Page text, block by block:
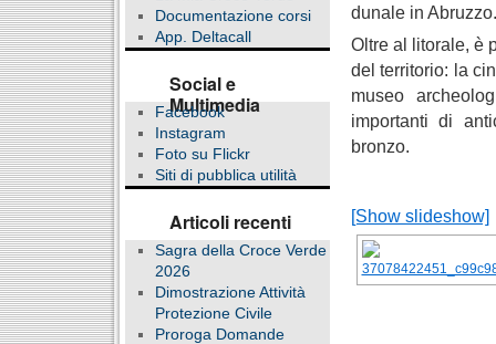
Documentazione corsi
App. Deltacall
Social e
Multimedia
Facebook
Instagram
Foto su Flickr
Siti di pubblica utilità
Articoli recenti
Sagra della Croce Verde
2026
Dimostrazione Attività
Protezione Civile
Proroga Domande
dunale in Abruzzo.
Oltre al litorale, è
del territorio: la
museo
importanti di
bronzo.
[Show slideshow]